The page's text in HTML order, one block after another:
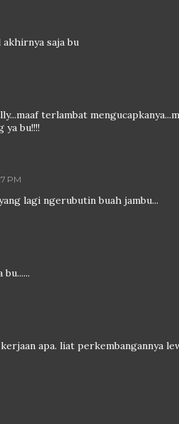
akhirnya saja bu
terlambat
bu!!!!
PM
lagi ngerubutin buah jambu...
apa. liat perkembangannya